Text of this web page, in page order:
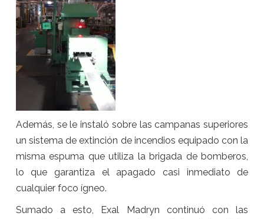
Además, se le instaló sobre las campanas superiores
un sistema de extinción de incendios equipado con la
misma espuma que utiliza la brigada de bomberos,
lo que garantiza el apagado casi inmediato de
cualquier foco ígneo.
Sumado a esto, Exal Madryn continuó con las